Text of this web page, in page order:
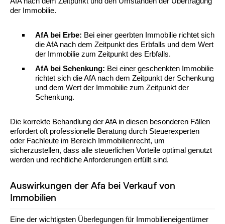
der Immobilie.
AfA bei Erbe: Bei einer geerbten Immobilie richtet sich
die AfA nach dem Zeitpunkt des Erbfalls und dem Wert
der Immobilie zum Zeitpunkt des Erbfalls.
AfA bei Schenkung: Bei einer geschenkten Immobilie
richtet sich die AfA nach dem Zeitpunkt der Schenkung
und dem Wert der Immobilie zum Zeitpunkt der
Schenkung.
Die korrekte Behandlung der AfA in diesen besonderen Fällen
erfordert oft professionelle Beratung durch Steuerexperten
oder Fachleute im Bereich Immobilienrecht, um
sicherzustellen, dass alle steuerlichen Vorteile optimal genutzt
werden und rechtliche Anforderungen erfüllt sind.
Auswirkungen der Afa bei Verkauf von
Immobilien
Eine der wichtigsten Überlegungen für Immobilieneigentümer